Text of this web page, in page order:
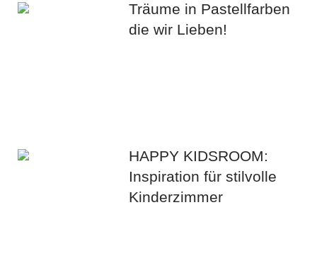
Träume in Pastellfarben
die wir Lieben!
HAPPY KIDSROOM:
Inspiration für stilvolle
Kinderzimmer